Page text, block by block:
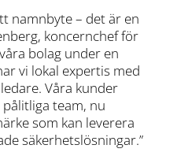
namnbyte – det är en
koncernchef för
bolag under en
vi lokal expertis med
Våra kunder
team, nu
som kan leverera
säkerhetslösningar.”